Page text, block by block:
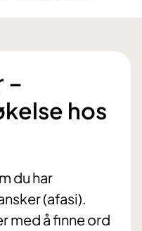
–
hos
du har
(afasi).
med å finne ord